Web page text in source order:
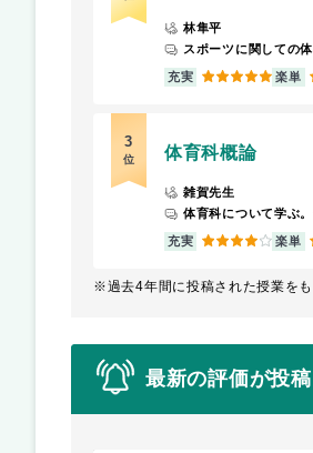
林隼平
スポーツに関しての
充実 5 楽単
3
位 体育科概論
雑賀先生
充実 4 楽単
※過去4年間に投稿された授業を
最新の評価が投